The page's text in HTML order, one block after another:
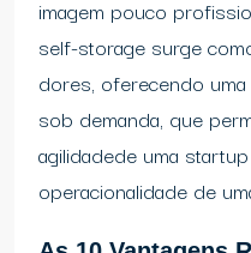
imagem pouco
self-storage surge
dores, oferecendo
sob demanda, que
agilidadede uma
operacionalidade de